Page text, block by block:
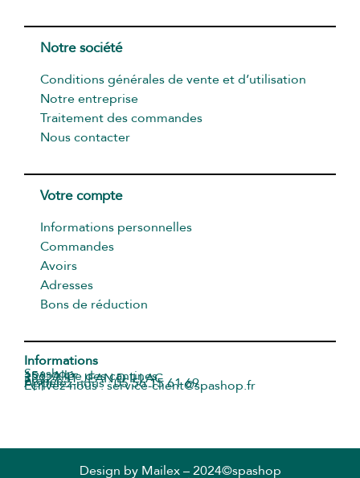
Notre société
Conditions générales de vente et d’utilisation
Notre entreprise
Traitement des commandes
Nous contacter
Votre compte
Informations personnelles
Commandes
Avoirs
Adresses
Bons de réduction
Informations
Spashop
156, Allée des cantines
33127 ST JEAN D ILLAC
France
Appelez-nous : 05 56 15 61 69
Écrivez-nous : service-client@spashop.fr
Design by Mailex– 2024©spashop